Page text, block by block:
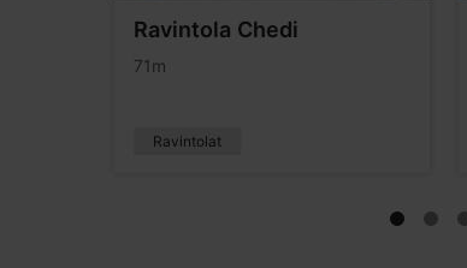
Ravintola Chedi
71m
Ravintolat